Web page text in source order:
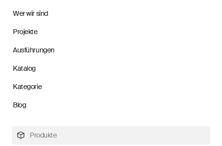
Wer wir sind
Projekte
Ausführungen
Katalog
Kategorie
Blog
Produkte